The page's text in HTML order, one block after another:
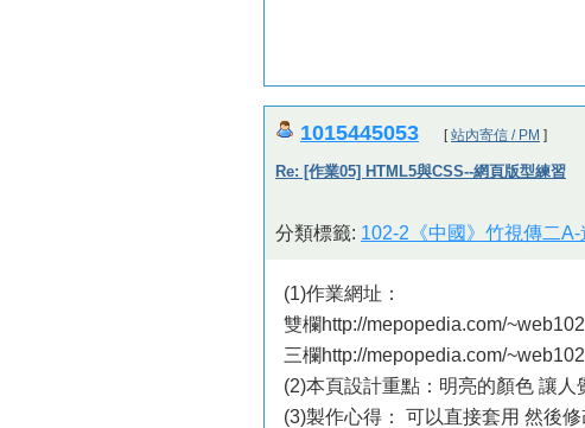
1015445053 [站內寄信 / PM ]
Re: [作業05] HTML5與CSS--網頁版型練習
分類標籤: 102-2《中國》竹視傳二
(1)作業網址：
雙欄http://mepopedia.com/
三欄http://mepopedia.com/
(2)本頁設計重點：明亮的顏色 讓人
(3)製作心得： 可以直接套用 然後